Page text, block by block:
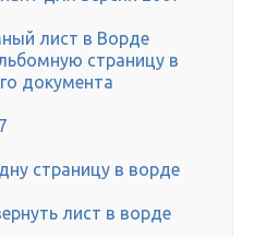
лист в Ворде
страницу в
документа
страницу в ворде
лист в ворде